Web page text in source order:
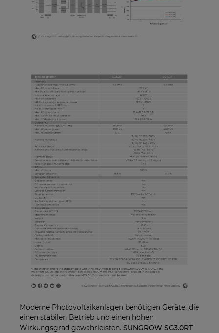
Moderne Photovoltaikanlagen benötigen Geräte, die
einen stabilen Betrieb und einen hohen
Wirkungsgrad gewährleisten. SUNGROW SG3.0RT